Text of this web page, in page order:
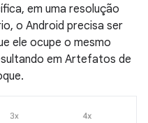
em uma resolução
o Android precisa ser
ele ocupe o mesmo
em Artefatos de